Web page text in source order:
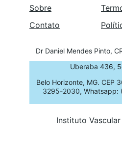
Sobre
Contato
Instituto
Dr Daniel Mendes Pinto,
Uberaba 436,
Belo Horizonte, MG. CEP
3295-2030, Whatsapp: